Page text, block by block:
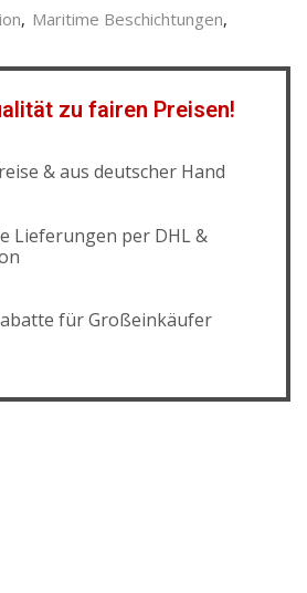
, Maritime Beschichtungen,
zu fairen Preisen!
& aus deutscher Hand
Lieferungen per DHL &
für Großeinkäufer